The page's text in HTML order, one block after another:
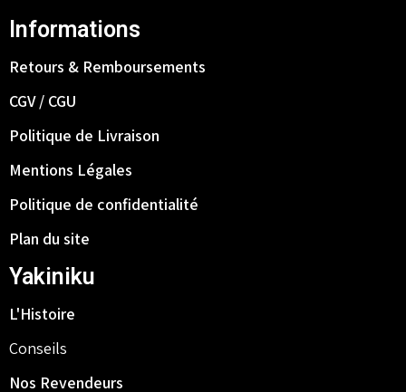
Informations
Retours & Remboursements
CGV / CGU
Politique de Livraison
Mentions Légales
Politique de confidentialité
Plan du site
Yakiniku
L'Histoire
Conseils
Nos Revendeurs